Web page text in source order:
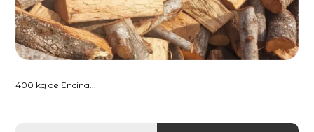
400 kg de Encina...